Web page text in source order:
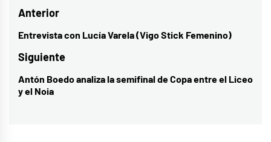
Navegación
de
entradas
Anterior
Entrada
anterior:
Entrevista con Lucía Varela (Vigo Stick Femenino)
Siguiente
Entrada
siguiente:
Antón Boedo analiza la semifinal de Copa entre el Liceo
y el Noia